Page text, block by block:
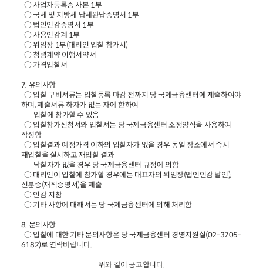
○ 사업자등록증 사본 1부
○ 국세 및 지방세 납세완납증명서 1부
○ 법인인감증명서 1부
○ 사용인감계 1부
○ 위임장 1부(대리인 입찰 참가시)
○ 청렴계약 이행서약서
○ 가격입찰서
7. 유의사항
○ 입찰 구비서류는 입찰등록 마감 전까지 당 국제금융센터에 제출하여야
하며, 제출서류 하자가 없는 자에 한하여
입찰에 참가할 수 있음
○ 입찰참가신청서와 입찰서는 당 국제금융센터 소정양식을 사용하여
작성함
○ 입찰결과 예정가격 이하의 입찰자가 없을 경우 동일 장소에서 즉시
재입찰을 실시하고 재입찰 결과
낙찰자가 없을 경우 당 국제금융센터 규정에 의함
○ 대리인이 입찰에 참가할 경우에는 대표자의 위임장(법인인감 날인),
신분증(재직증명서)을 제출
○ 인감 지참
○ 기타 사항에 대해서는 당 국제금융센터에 의해 처리함
8. 문의사항
○ 입찰에 대한 기타 문의사항은 당 국제금융센터 경영지원실(02-3705-
6182)로 연락바랍니다.
위와 같이 공고합니다.